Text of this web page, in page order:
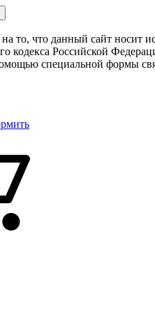
то, что данный сайт носит
кодекса Российской
специальной формы